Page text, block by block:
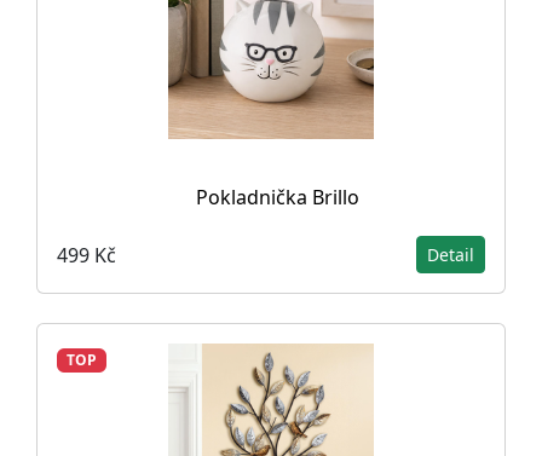
Pokladnička Brillo
499 Kč Detail
TOP